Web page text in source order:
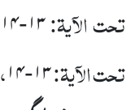
تحت الآیۃ:۱۳-۱۴
تحت الآیۃ:۱۳-۱۴،